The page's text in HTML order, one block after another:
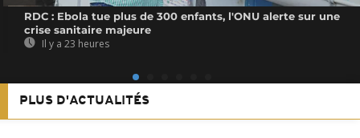
RDC : Ebola tue plus de 300 enfants, l'ONU alerte sur une
crise sanitaire majeure
Il y a 23 heures
PLUS D'ACTUALITÉS